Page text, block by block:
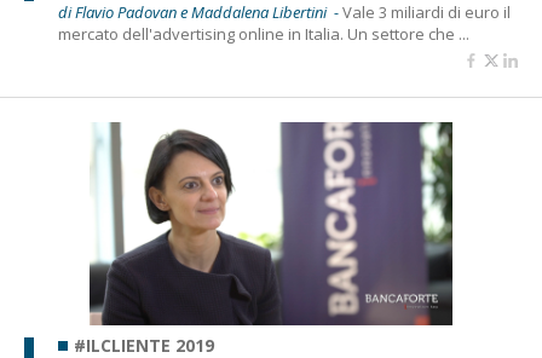
di Flavio Padovan e Maddalena Libertini -Vale 3 miliardi di euro il
mercato dell'advertising online in Italia. Un settore che ...
#ILCLIENTE 2019